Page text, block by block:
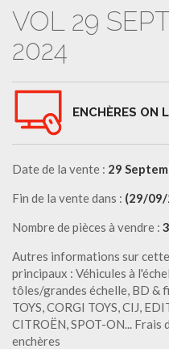
VOL 29
2024
ENCHÈRES ON
Date de la vente : 29
Fin de la vente dans : (29/09/
Nombre de pièces à vendre :
Autres informations sur
principaux : Véhicules à
tôles/grandes échelle, BD &
TOYS, CORGI TOYS, CIJ,
CITROËN, SPOT-ON... Frais
enchères